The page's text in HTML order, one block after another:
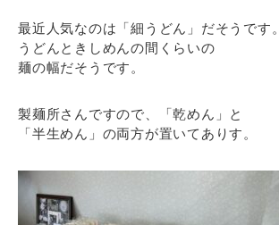
最近人気なのは「細うどん」だそうです。
うどんときしめんの間くらいの
麺の幅だそうです。
製麺所さんですので、「乾めん」と
「半生めん」の両方が置いてありす。